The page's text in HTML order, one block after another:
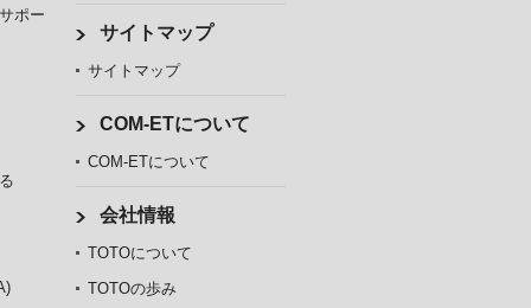
ポー
サイトマップ
サイトマップ
COM-ETについて
COM-ETについて
会社情報
TOTOについて
TOTOの歩み